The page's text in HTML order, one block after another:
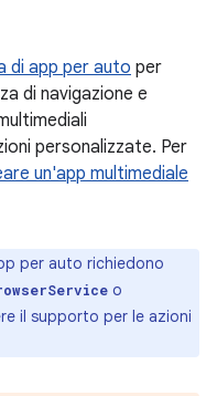
di app per auto per
di navigazione e
personalizzate. Per
un'app multimediale
per auto richiedono
o
il supporto per le azioni